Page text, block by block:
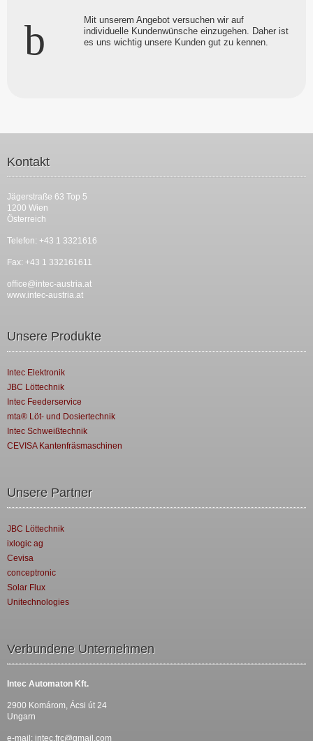
Mit unserem Angebot versuchen wir auf
individuelle Kundenwünsche einzugehen. Daher ist
es uns wichtig unsere Kunden gut zu kennen.
Kontakt
Jägerstraße 63 Top 5
1200 Wien
Österreich
Telefon: +43 1 3321616
Fax: +43 1 332161611
office@intec-austria.at
www.intec-austria.at
Unsere Produkte
Intec Elektronik
JBC Löttechnik
Intec Feederservice
mta® Löt- und Dosiertechnik
Intec Schweißtechnik
CEVISA Kantenfräsmaschinen
Unsere Partner
JBC Löttechnik
ixlogic ag
Cevisa
conceptronic
Solar Flux
Unitechnologies
Verbundene Unternehmen
Intec Automaton Kft.
2900 Komárom, Ácsi út 24
Ungarn
e-mail: intec.frc@gmail.com